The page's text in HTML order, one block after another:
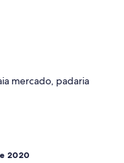
mercado, padaria
2020